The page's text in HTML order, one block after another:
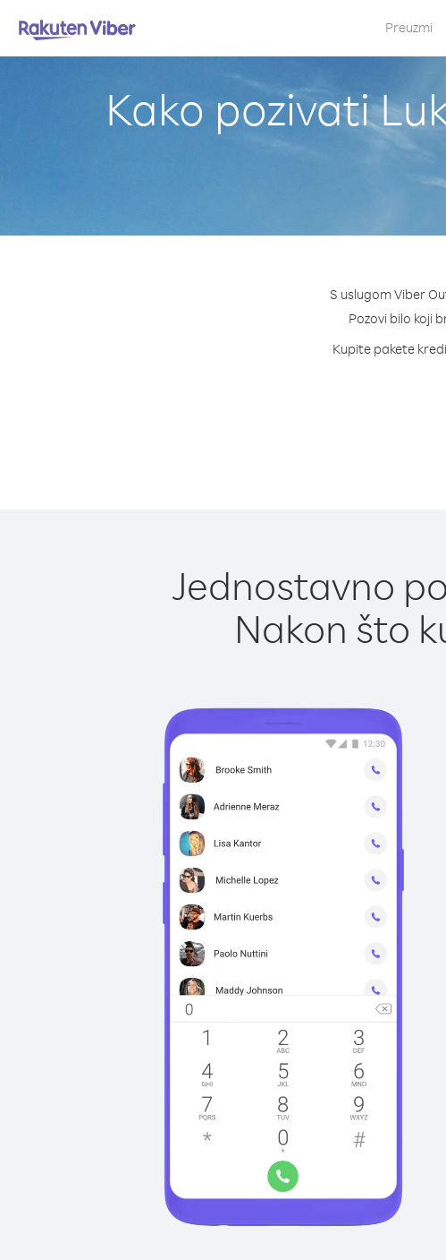
Preuzmi
Kako pozivati
S uslugom Viber
Pozovi bilo koji
Kupite pakete
Jednostavno
Nakon što